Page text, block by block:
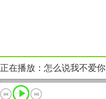
正在播放：怎么说我不爱你